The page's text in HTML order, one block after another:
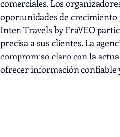
comerciales. Los
oportunidades de crecimiento
Inten Travels by FraVEO
precisa a sus clientes. La
compromiso claro con la
ofrecer información confiable